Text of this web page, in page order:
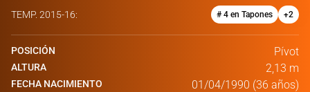
TEMP. 2015-16: # 4 en Tapones +2
POSICIÓN Pívot
ALTURA 2,13 m
FECHA NACIMIENTO 01/04/1990 (36 años)